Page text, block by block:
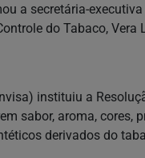
a secretária-
do Tabaco, Vera
instituiu a
sabor, aroma, cores,
derivados do